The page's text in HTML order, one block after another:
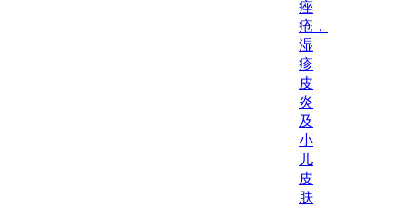
痤
疮，
湿
疹
皮
炎
及
小
儿
皮
肤